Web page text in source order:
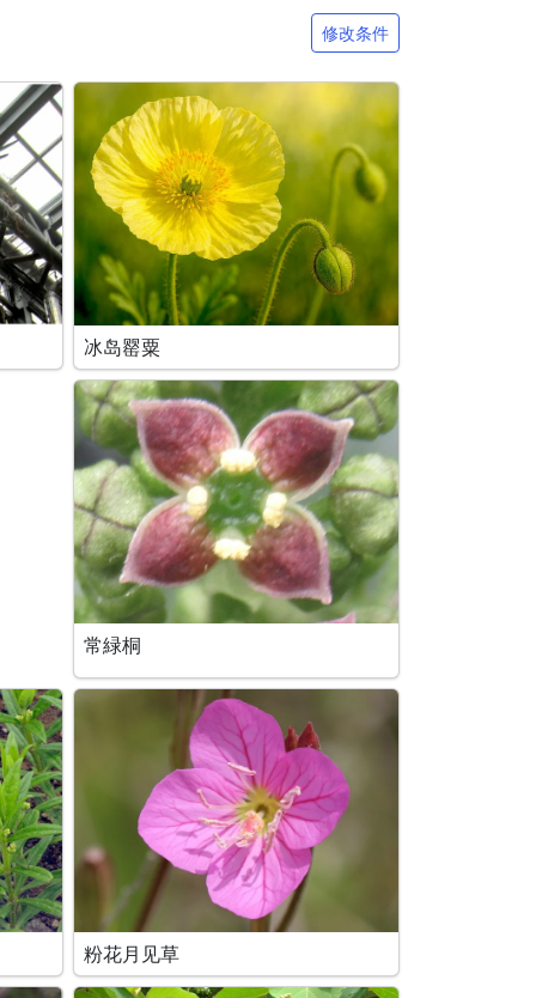
修改条件
冰岛罂粟
常緑桐
粉花月见草